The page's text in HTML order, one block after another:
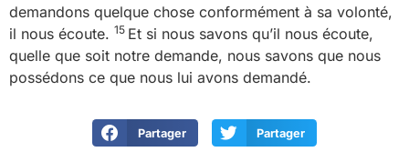
demandons quelque chose conformément à sa volonté,
il nous écoute. 15 Et si nous savons qu’il nous écoute,
quelle que soit notre demande, nous savons que nous
possédons ce que nous lui avons demandé.
Partager Partager